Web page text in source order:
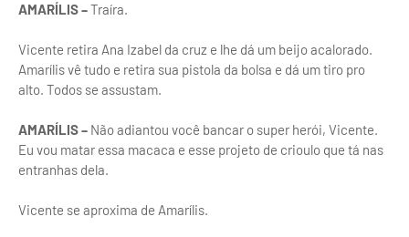
AMARÍLIS –Traíra.
Vicente retira Ana Izabel da cruz e lhe dá um beijo acalorado.
Amarílis vê tudo e retira sua pistola da bolsa e dá um tiro pro
alto. Todos se assustam.
AMARÍLIS – Não adiantou você bancar o super herói, Vicente.
Eu vou matar essa macaca e esse projeto de crioulo que tá nas
entranhas dela.
Vicente se aproxima de Amarílis.